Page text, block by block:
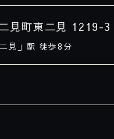
見町東二見 1219-3
見」駅 徒歩8分